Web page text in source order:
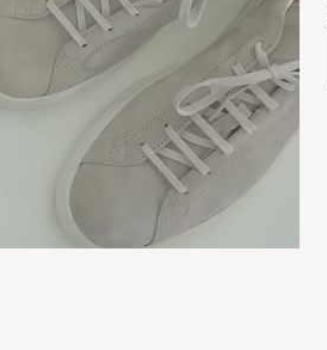
bekväma. Lite hårda till en början
användning. Normala i storlek.